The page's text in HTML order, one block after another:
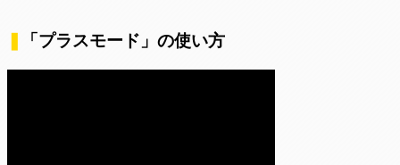
「プラスモード」の使い方